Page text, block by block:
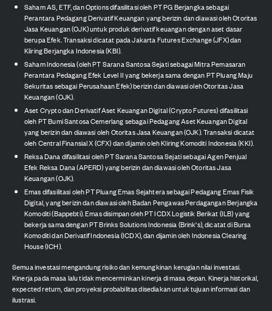
Saham AS, ETF, dan Options difasilitasi oleh PT PG Berjangka sebagai
Perantara Pedagang Derivatif Keuangan yang berizin dan diawasi oleh Otoritas
Jasa Keuangan (OJK) untuk produk derivatif keuangan dengan aset dasar
berupa Efek. Transaksi dicatat pada Jakarta Futures Exchange (JFX) dan
Kliring Berjangka Indonesia (KBI).
Saham Indonesia (oleh PT Sarana Santosa Sejati sebagai Mitra Pemasaran
Perantara Pedagang Efek Level II yang bekerja sama dengan PT Pluang Maju
Sekuritas sebagai Perusahaan Efek) berizin dan diawasi oleh Otoritas Jasa
Keuangan (OJK).
Aset Crypto dan Derivatif Aset Keuangan Digital (Crypto Futures) difasilitasi
oleh PT Bumi Santosa Cemerlang sebagai Pedagang Aset Keuangan Digital
yang berizin dan diawasi oleh Otoritas Jasa Keuangan (OJK). Transaksi dicatat
oleh Central Finansial X (CFX) dan dijamin oleh Kliring Komoditi Indonesia (KKI).
Reksa Dana difasilitasi oleh PT Sarana Santosa Sejati sebagai Agen Penjual
Efek Reksa Dana (APERD) yang berizin dan diawasi oleh Otoritas Jasa
Keuangan (OJK).
Emas difasilitasi oleh PT Pluang Emas Sejahtera sebagai Pedagang Emas Fisik
Digital, yang berizin dan diawasi oleh Badan Pengawas Perdagangan Berjangka
Komoditi (Bappebti). Emas disimpan oleh PT ICDX Logistik Berikat (ILB) yang
bekerja sama dengan PT Brinks Solutions Indonesia (Brink's), dicatat di Bursa
Komoditi dan Derivatif Indonesia (ICDX), dan dijamin oleh Indonesia Clearing
House (ICH).
Semua investasi mengandung risiko dan kemungkinan kerugian nilai investasi.
Kinerja pada masa lalu tidak mencerminkan kinerja di masa depan. Kinerja historikal,
expected return, dan proyeksi probabilitas disediakan untuk tujuan informasi dan
ilustrasi.